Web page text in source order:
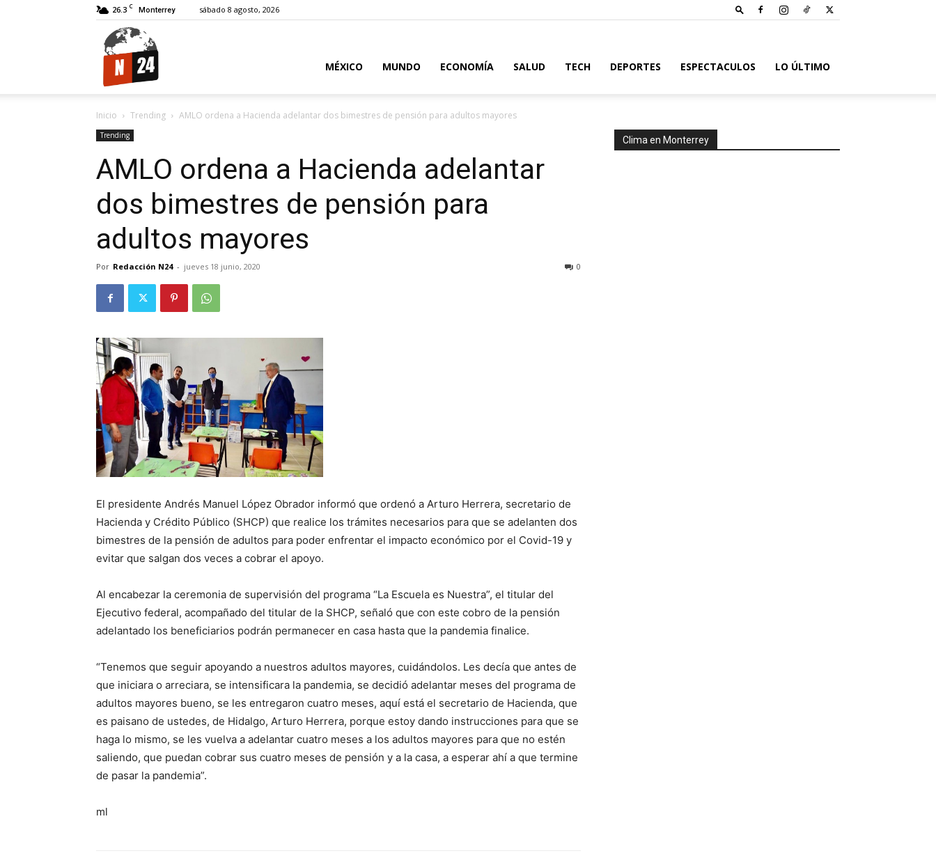
26.3 C Monterrey sábado 8 agosto, 2026
MÉXICO MUNDO ECONOMÍA SALUD TECH DEPORTES ESPECTACULOS LO ÚLTIMO
Inicio Trending AMLO ordena a Hacienda adelantar dos bimestres de pensión para adultos mayores
Trending
AMLO ordena a Hacienda adelantar
dos bimestres de pensión para
adultos mayores
Por Redacción N24 - jueves 18 junio, 2020 0
El presidente Andrés Manuel López Obrador informó que ordenó a Arturo Herrera, secretario de
Hacienda y Crédito Público (SHCP) que realice los trámites necesarios para que se adelanten dos
bimestres de la pensión de adultos para poder enfrentar el impacto económico por el Covid-19 y
evitar que salgan dos veces a cobrar el apoyo.
Al encabezar la ceremonia de supervisión del programa “La Escuela es Nuestra”, el titular del
Ejecutivo federal, acompañado del titular de la SHCP, señaló que con este cobro de la pensión
adelantado los beneficiarios podrán permanecer en casa hasta que la pandemia finalice.
“Tenemos que seguir apoyando a nuestros adultos mayores, cuidándolos. Les decía que antes de
que iniciara o arreciara, se intensificara la pandemia, se decidió adelantar meses del programa de
adultos mayores bueno, se les entregaron cuatro meses, aquí está el secretario de Hacienda, que
es paisano de ustedes, de Hidalgo, Arturo Herrera, porque estoy dando instrucciones para que se
haga lo mismo, se les vuelva a adelantar cuatro meses a los adultos mayores para que no estén
saliendo, que puedan cobrar sus cuatro meses de pensión y a la casa, a esperar ahí a que termine
de pasar la pandemia”.
ml
Clima en Monterrey